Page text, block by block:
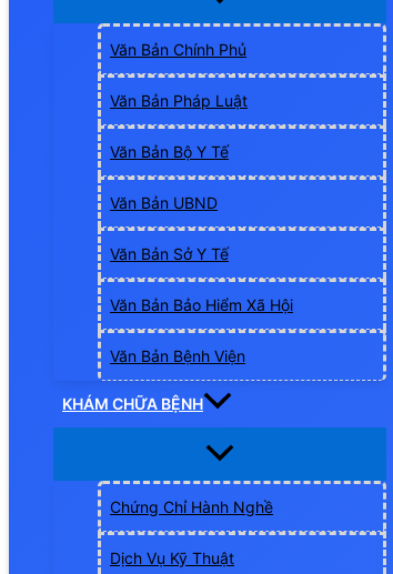
Văn Bản Chính Phủ
Văn Bản Pháp Luật
Văn Bản Bộ Y Tế
Văn Bản UBND
Văn Bản Sở Y Tế
Văn Bản Bảo Hiểm Xã Hội
Văn Bản Bệnh Viện
KHÁM CHỮA BỆNH
Chứng Chỉ Hành Nghề
Dịch Vụ Kỹ Thuật